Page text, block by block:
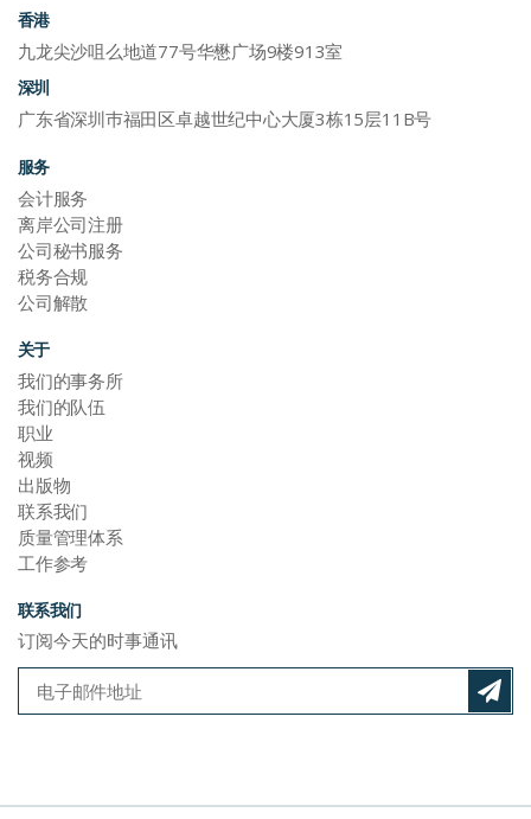
香港
九龙尖沙咀么地道77号华懋广场9楼913室
深圳
广东省深圳巿福田区卓越世纪中心大厦3栋15层11B号
服务
会计服务
离岸公司注册
公司秘书服务
税务合规
公司解散
关于
我们的事务所
我们的队伍
职业
视频
出版物
联系我们
质量管理体系
工作参考
联系我们
订阅今天的时事通讯